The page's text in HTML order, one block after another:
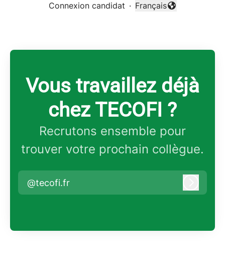
Connexion candidat ·
Changer la langue
Français
Vous travaillez déjà
chez TECOFI ?
Recrutons ensemble pour
trouver votre prochain collègue.
@tecofi.fr